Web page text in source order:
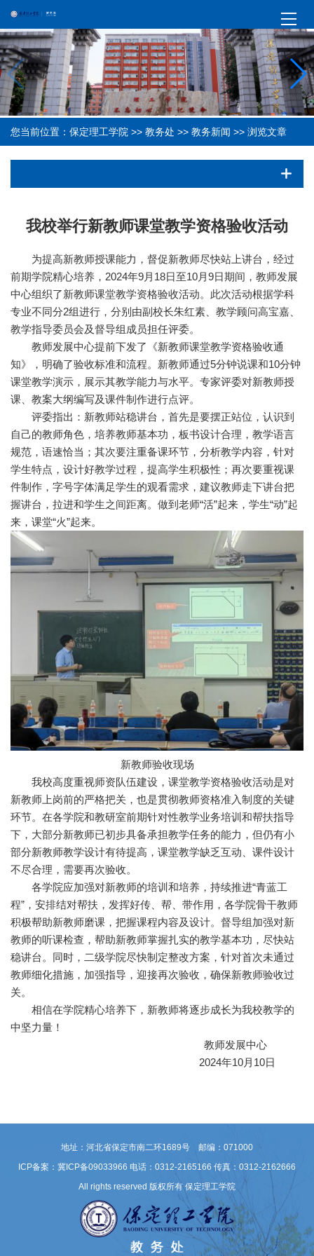
您当前位置： 保定理工学院 >> 教务处 >> 教务新闻 >> 浏览文章
我校举行新教师课堂教学资格验收活动
为提高新教师授课能力，督促新教师尽快站上讲台，经过
前期学院精心培养，2024年9月18日至10月9日期间，教师发展
中心组织了新教师课堂教学资格验收活动。此次活动根据学科
专业不同分2组进行，分别由副校长朱红素、教学顾问高宝嘉、
教学指导委员会及督导组成员担任评委。
教师发展中心提前下发了《新教师课堂教学资格验收通
知》，明确了验收标准和流程。新教师通过5分钟说课和10分钟
课堂教学演示，展示其教学能力与水平。专家评委对新教师授
课、教案大纲编写及课件制作进行点评。
评委指出：新教师站稳讲台，首先是要摆正站位，认识到
自己的教师角色，培养教师基本功，板书设计合理，教学语言
规范，语速恰当；其次要注重备课环节，分析教学内容，针对
学生特点，设计好教学过程，提高学生积极性；再次要重视课
件制作，字号字体满足学生的观看需求，建议教师走下讲台把
握讲台，拉进和学生之间距离。做到老师“活”起来，学生“动”起
来，课堂“火”起来。
新教师验收现场
我校高度重视师资队伍建设，课堂教学资格验收活动是对
新教师上岗前的严格把关，也是贯彻教师资格准入制度的关键
环节。在各学院和教研室前期针对性教学业务培训和帮扶指导
下，大部分新教师已初步具备承担教学任务的能力，但仍有小
部分新教师教学设计有待提高，课堂教学缺乏互动、课件设计
不尽合理，需要再次验收。
各学院应加强对新教师的培训和培养，持续推进“青蓝工
程”，安排结对帮扶，发挥好传、帮、带作用，各学院骨干教师
积极帮助新教师磨课，把握课程内容及设计。督导组加强对新
教师的听课检查，帮助新教师掌握扎实的教学基本功，尽快站
稳讲台。同时，二级学院尽快制定整改方案，针对首次未通过
教师细化措施，加强指导，迎接再次验收，确保新教师验收过
关。
相信在学院精心培养下，新教师将逐步成长为我校教学的
中坚力量！
教师发展中心
2024年10月10日
地址：河北省保定市南二环1689号 邮编：071000
ICP备案：冀ICP备09033966 电话：0312-2165166 传真：0312-2162666
All rights reserved 版权所有 保定理工学院